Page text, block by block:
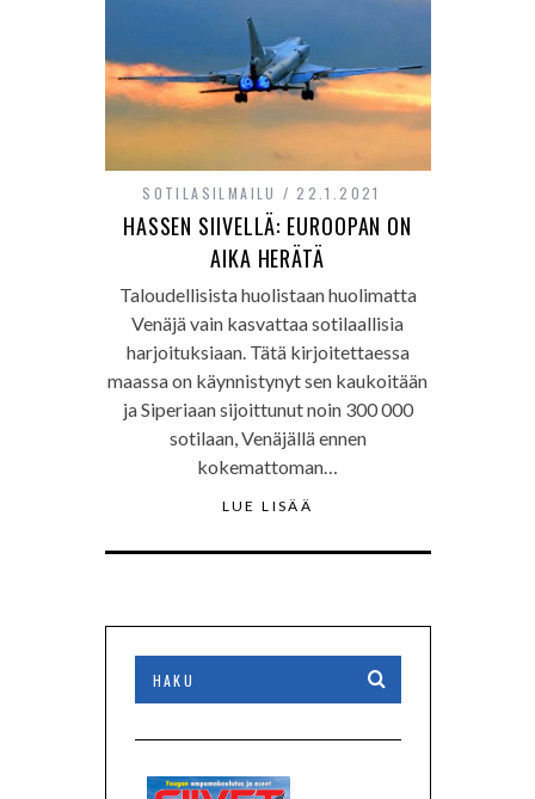
SOTILASILMAILU 22.1.2021
HASSEN SIIVELLÄ: EUROOPAN ON
AIKA HERÄTÄ
Taloudellisista huolistaan huolimatta
Venäjä vain kasvattaa sotilaallisia
harjoituksiaan. Tätä kirjoitettaessa
maassa on käynnistynyt sen kaukoitään
ja Siperiaan sijoittunut noin 300 000
sotilaan, Venäjällä ennen
kokemattoman…
LUE LISÄÄ